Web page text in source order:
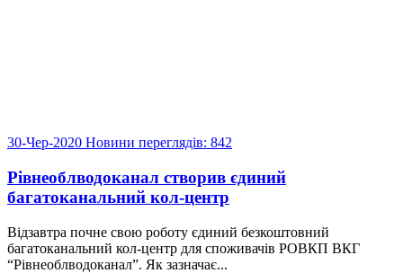
30-Чер-2020 Новини переглядів: 842
Рівнеоблводоканал створив єдиний
багатоканальний кол-центр
Відзавтра почне свою роботу єдиний безкоштовний
багатоканальний кол-центр для споживачів РОВКП ВКГ
“Рівнеоблводоканал”. Як зазначає...